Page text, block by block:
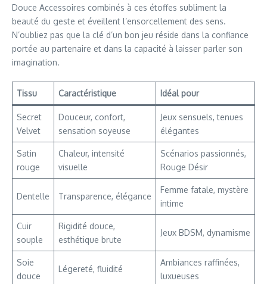
Douce Accessoires combinés à ces étoffes subliment la
beauté du geste et éveillent l’ensorcellement des sens.
N’oubliez pas que la clé d’un bon jeu réside dans la confiance
portée au partenaire et dans la capacité à laisser parler son
imagination.
Tissu Caractéristique Idéal pour
Secret
Velvet
Douceur, confort,
sensation soyeuse
Jeux sensuels, tenues
élégantes
Satin
rouge
Chaleur, intensité
visuelle
Scénarios passionnés,
Rouge Désir
Dentelle Transparence, élégance
Femme fatale, mystère
intime
Cuir
souple
Rigidité douce,
esthétique brute
Jeux BDSM, dynamisme
Soie
douce
Légereté, fluidité
Ambiances raffinées,
luxueuses